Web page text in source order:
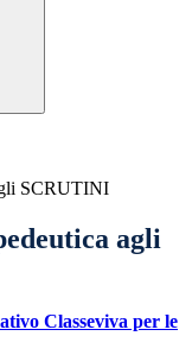
SCRUTINI
agli
Classeviva per le